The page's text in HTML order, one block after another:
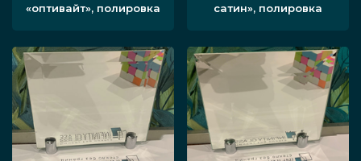
«оптивайт», полировка
сатин», полировка